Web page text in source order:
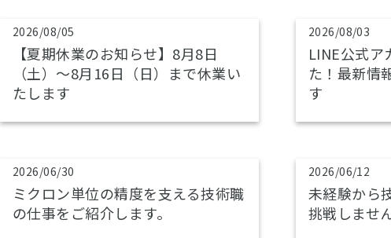
2026/08/05
【夏期休業のお知らせ】8月8日
（土）～8月16日（日）まで休業い
たします
2026/08/03
LINE公式ア
た！最新情
す
2026/06/30
ミクロン単位の精度を支える技術職
の仕事をご紹介します。
2026/06/12
未経験から
挑戦しませ